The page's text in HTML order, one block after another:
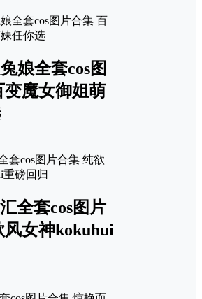
娘全套cos图
变魔女御姐萌
全套cos图片
风女神kokuhui